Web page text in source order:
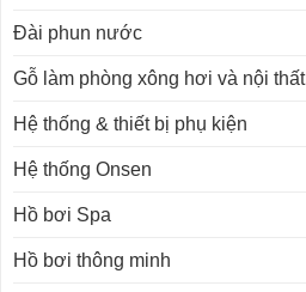
Đài phun nước
Gỗ làm phòng xông hơi và nội thất
Hệ thống & thiết bị phụ kiện
Hệ thống Onsen
Hồ bơi Spa
Hồ bơi thông minh